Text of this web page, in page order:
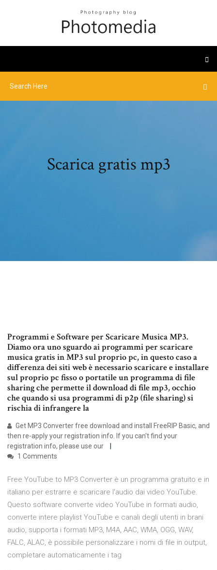
Scarica gratis mp3
Programmi e Software per Scaricare Musica MP3.
Diamo ora uno sguardo ai programmi per scaricare
musica gratis in MP3 sul proprio pc, in questo caso a
differenza dei siti web è necessario scaricare e installare
sul proprio pc fisso o portatile un programma di file
sharing che permette il download di file mp3, occhio
che quando si usa programmi di p2p (file sharing) si
rischia di infrangere la
Get MP3 Converter free download and install FreeRIP Basic, and
then re-apply your registration info. If you can't find your
registration info, please use our
1 Comments
Free YouTube to MP3 Converter è un programma gratuito e in
italiano per estrarre e scaricare l'audio dai video YouTube.
Questo software converte video YouTube in formati audio,
converte intere playlist YouTube e canali degli utenti in brani
audio, supporta i formati MP3, M4A, AAC, WMA, OGG, WAV,
FALC, ALAC, è possibile personalizzare i nomi di file in output,
completare automaticamente i tag